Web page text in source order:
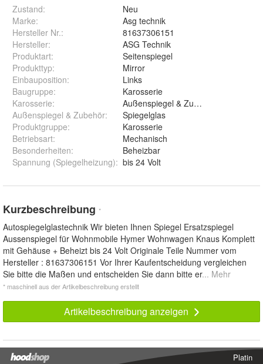
Zustand:
Neu
Marke:
Asg technik
Hersteller Nr.:
81637306151
Hersteller:
ASG Technik
Produktart:
Seitenspiegel
Produkttyp:
Mirror
Einbauposition:
Links
Baugruppe:
Karosserie
Karosserie:
Außenspiegel & Zubehör
Außenspiegel & Zubehör:
Spiegelglas
Produktgruppe:
Karosserie
Betriebsart:
Mechanisch
Besonderheiten:
Beheizbar
Spannung (Spiegelheizung): bis 24 Volt
Kurzbeschreibung *
Autospiegelglastechnik Wir bieten Ihnen Spiegel Ersatzspiegel
Aussenspiegel für Wohnmobile Hymer Wohnwagen Knaus Komplett
mit Gehäuse + Beheizt bis 24 Volt Originale Teile Nummer vom
Hersteller : 81637306151 Vor Ihrer Kaufentscheidung vergleichen
Sie bitte die Maßen und entscheiden Sie dann bitte er... Mehr
* maschinell aus der Artikelbeschreibung erstellt
Artikelbeschreibung anzeigen
Platin